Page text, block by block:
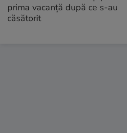
prima vacanță după ce s-au
căsătorit